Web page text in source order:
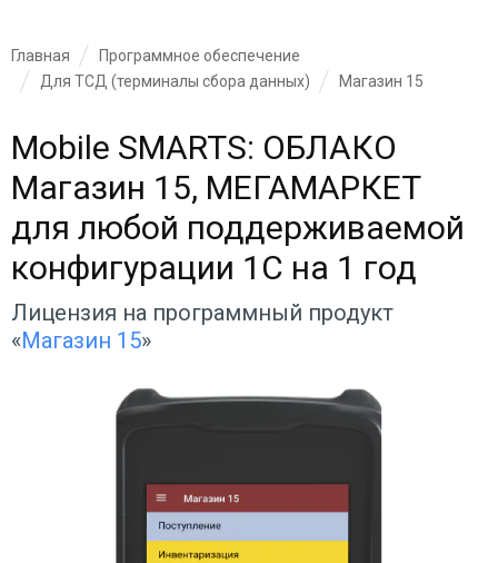
Главная
Программное обеспечение
Для ТСД (терминалы сбора данных)
Магазин 15
Mobile SMARTS: ОБЛАКО
Магазин 15, МЕГАМАРКЕТ
для любой поддерживаемой
конфигурации 1С на 1 год
Лицензия на программный продукт
«Магазин 15»